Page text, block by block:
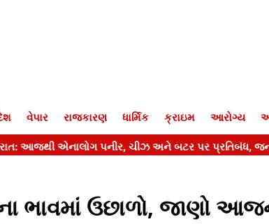
વેપાર રાજકારણ ધાર્મિક ક્રાઇમ આરોગ્ય
ભાવમાં ઉછાળો, જાણો